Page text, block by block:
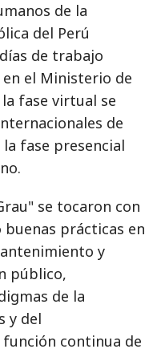
de la
del Perú
de trabajo
el Ministerio de
fase virtual se
de
fase presencial
se tocaron con
prácticas en
y
público,
de la
y del
continua de